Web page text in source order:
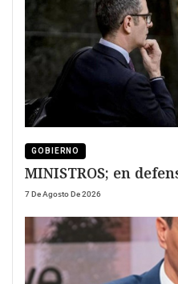
GOBIERNO
MINISTROS; en
7 De Agosto De 2026